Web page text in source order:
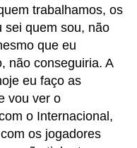
trabalhamos, os
sei quem sou, não
que eu
não conseguiria. A
eu faço as
vou ver o
o Internacional,
os jogadores